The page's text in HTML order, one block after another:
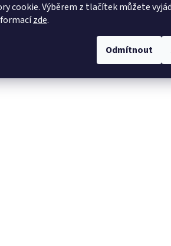
cookie. Výběrem z tlačítek můžete
zde.
Odmítnout